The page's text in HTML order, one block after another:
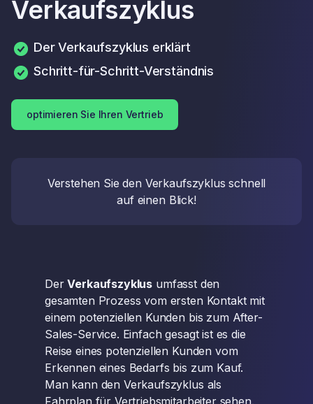
Verkaufszyklus
Der Verkaufszyklus erklärt
Schritt-für-Schritt-Verständnis
optimieren Sie Ihren Vertrieb
Verstehen Sie den Verkaufszyklus schnell
auf einen Blick!
DerVerkaufszyklus umfasst den
gesamten Prozess vom ersten Kontakt mit
einem potenziellen Kunden bis zum After-
Sales-Service. Einfach gesagt ist es die
Reise eines potenziellen Kunden vom
Erkennen eines Bedarfs bis zum Kauf.
Man kann den Verkaufszyklus als
Fahrplan für Vertriebsmitarbeiter sehen.